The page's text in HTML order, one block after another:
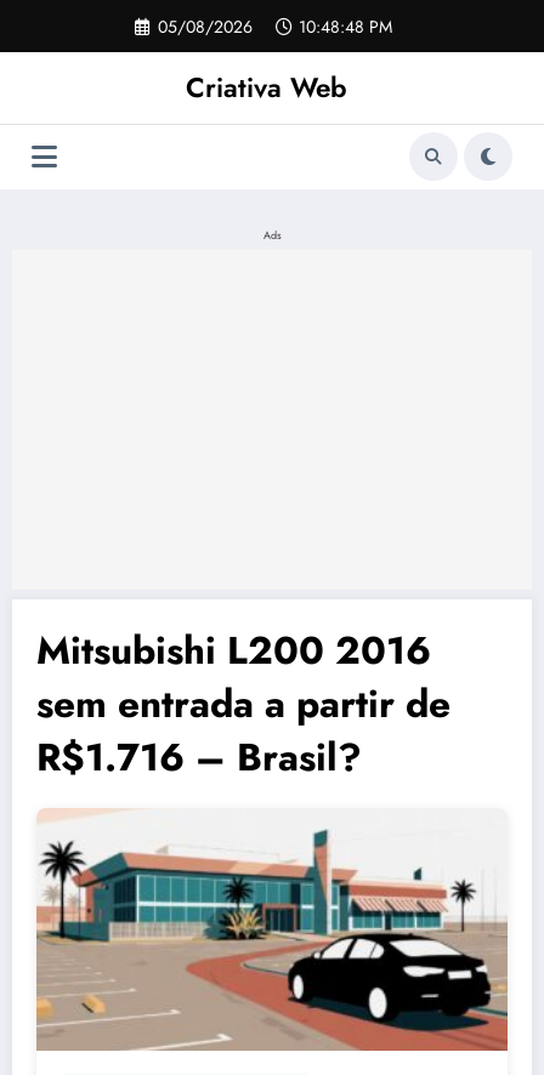
o
05/08/2026 10:48:48 PM
Criativa Web
Ads
Mitsubishi L200 2016
sem entrada a partir de
R$1.716 – Brasil?